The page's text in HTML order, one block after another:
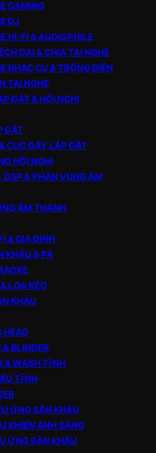
GAMING
DJ
HI-FI & AUDIOPHILE
ĐẠI & CHIA TAI NGHE
NHẠC CỤ & TRỐNG ĐIỆN
TAI NGHE
ĐẶT & HỘI NGHỊ
ĐẶT
CỤC ĐẨY LẮP ĐẶT
HỘI NGHỊ
DSP & PHÂN VÙNG ÂM
ÂM THANH
& GIA ĐÌNH
KHẤU & PA
LOA KÉO
KHẤU
HEAD
& BLINDER
& WASH TĨNH
TĨNH
ỨNG SÂN KHẤU
KHIỂN ÁNH SÁNG
ỨNG SÂN KHẤU